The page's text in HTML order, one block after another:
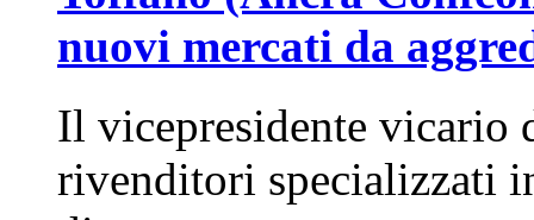
nuovi mercati da
Il vicepresidente vicario
rivenditori specializzati